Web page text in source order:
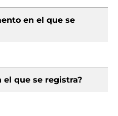
en el que se
el que se registra?